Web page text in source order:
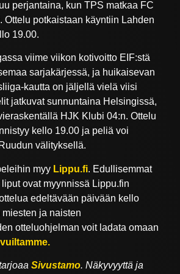
perjantaina, kun TPS matkaa FC
Ottelu potkaistaan käyntiin Lahden
19.00.
viime viikon kotivoitto EIF:stä
sarjakärjessä, ja huikaisevan
kautta on jäljellä vielä viisi
jatkuvat sunnuntaina Helsingissä,
HJK Klubi 04:n. Ottelu
kello 19.00 ja peliä voi
välityksellä.
myy Lippu.fi. Edullisemmat
ovat myynnissä Lippu.fin
edeltävään päivään kello
ja naisten
otteluohjelman voit ladata omaan
Sivustamo. Näkyvyyttä ja